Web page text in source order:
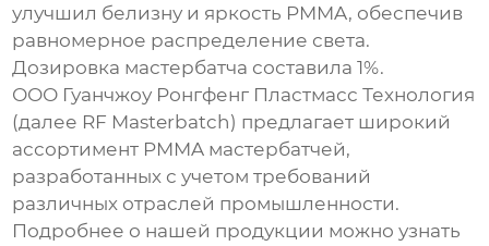
улучшил белизну и яркость PMMA, обеспечив
равномерное распределение света.
Дозировка мастербатча составила 1%.
ООО Гуанчжоу Ронгфенг Пластмасс Технология
(далее RF Masterbatch) предлагает широкий
ассортимент PMMA мастербатчей,
разработанных с учетом требований
различных отраслей промышленности.
Подробнее о нашей продукции можно узнать